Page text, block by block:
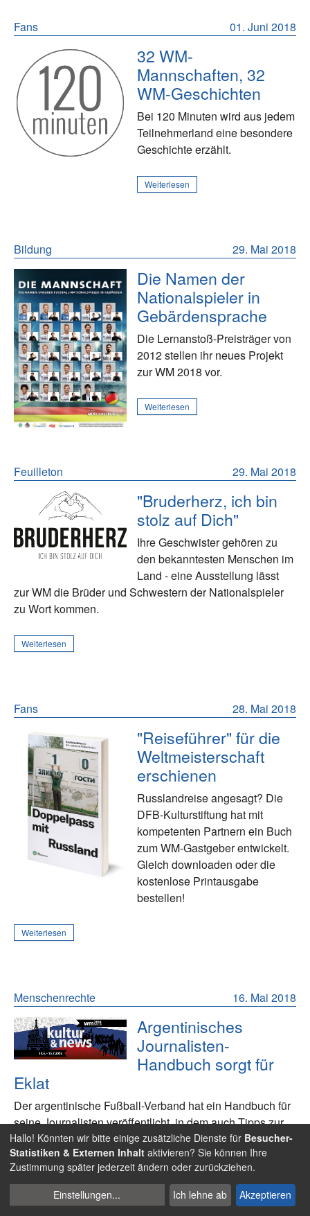
01. Juni 2018
Fans
32 WM-
Mannschaften, 32
WM-Geschichten
Bei 120 Minuten wird aus jedem
Teilnehmerland eine besondere
Geschichte erzählt.
Weiterlesen
29. Mai 2018
Bildung
Die Namen der
Nationalspieler in
Gebärdensprache
Die Lernanstoß-Preisträger von
2012 stellen ihr neues Projekt
zur WM 2018 vor.
Weiterlesen
29. Mai 2018
Feuilleton
"Bruderherz, ich bin
stolz auf Dich"
Ihre Geschwister gehören zu
den bekanntesten Menschen im
Land - eine Ausstellung lässt
zur WM die Brüder und Schwestern der Nationalspieler
zu Wort kommen.
Weiterlesen
28. Mai 2018
Fans
"Reiseführer" für die
Weltmeisterschaft
erschienen
Russlandreise angesagt? Die
DFB-Kulturstiftung hat mit
kompetenten Partnern ein Buch
zum WM-Gastgeber entwickelt.
Gleich downloaden oder die
kostenlose Printausgabe
bestellen!
Weiterlesen
16. Mai 2018
Menschenrechte
Argentinisches
Journalisten-
Handbuch sorgt für
Eklat
Der argentinische Fußball-Verband hat ein Handbuch für
seine Journalisten veröffentlicht, in dem auch Tipps zur
Verführung von russischen Frauen stehen.
Weiterlesen
Cookies
verwalten
Hallo! Könnten wir bitte einige zusätzliche Dienste für Besucher-
Statistiken & Externen Inhalt aktivieren? Sie können Ihre
Zustimmung später jederzeit ändern oder zurückziehen.
Einstellungen... Ich lehne ab Akzeptieren